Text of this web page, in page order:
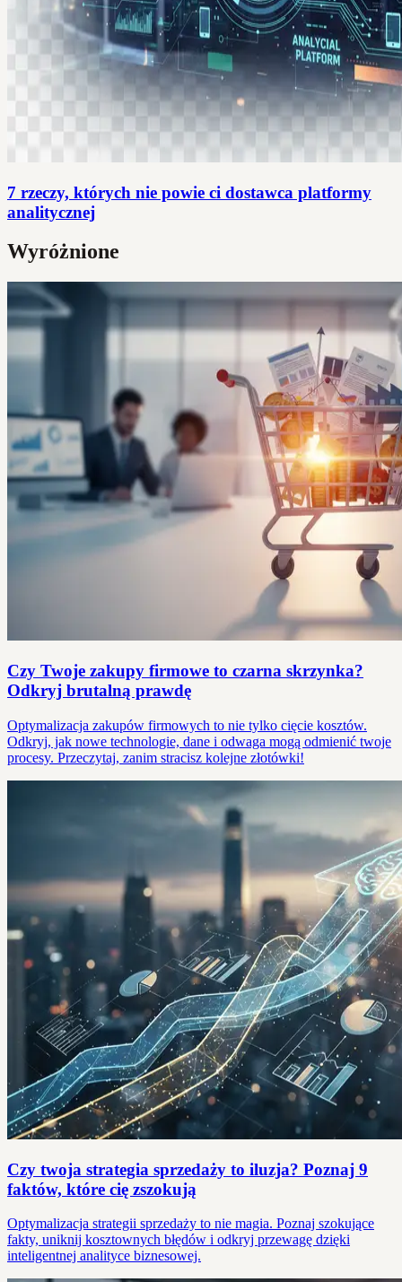
7 rzeczy, których nie powie ci dostawca platformy
analitycznej
Wyróżnione
Czy Twoje zakupy firmowe to czarna skrzynka?
Odkryj brutalną prawdę
Optymalizacja zakupów firmowych to nie tylko cięcie kosztów.
Odkryj, jak nowe technologie, dane i odwaga mogą odmienić twoje
procesy. Przeczytaj, zanim stracisz kolejne złotówki!
Czy twoja strategia sprzedaży to iluzja? Poznaj 9
faktów, które cię zszokują
Optymalizacja strategii sprzedaży to nie magia. Poznaj szokujące
fakty, uniknij kosztownych błędów i odkryj przewagę dzięki
inteligentnej analityce biznesowej.